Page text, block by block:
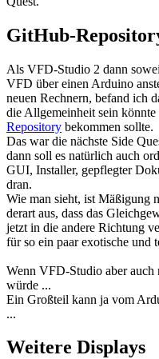
GitHub-
Als VFD-Studio 2 dann
VFD über einen Arduino
neuen Rechnern, befand ich
die Allgemeinheit sein könnte
Repository bekommen sollte.
Das war die nächste Side
dann soll es natürlich auch
GUI, Installer, gepflegter
dran.
Wie man sieht, ist Mäßigung
derart aus, dass das
jetzt in die andere Richtung
für so ein paar exotische und
Wenn VFD-Studio aber
würde ...
Ein Großteil kann ja vom
...
Weitere Displays